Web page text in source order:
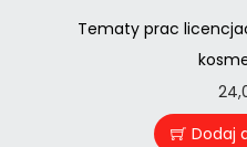
Tematy prac
Dodaj